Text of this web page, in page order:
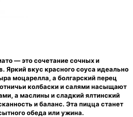
— это сочетание сочных и
Яркий вкус красного соуса идеально
моцарелла, а болгарский перец
колбаски и салями насыщают
а маслины и сладкий ялтинский
и баланс. Эта пицца станет
обеда или ужина.